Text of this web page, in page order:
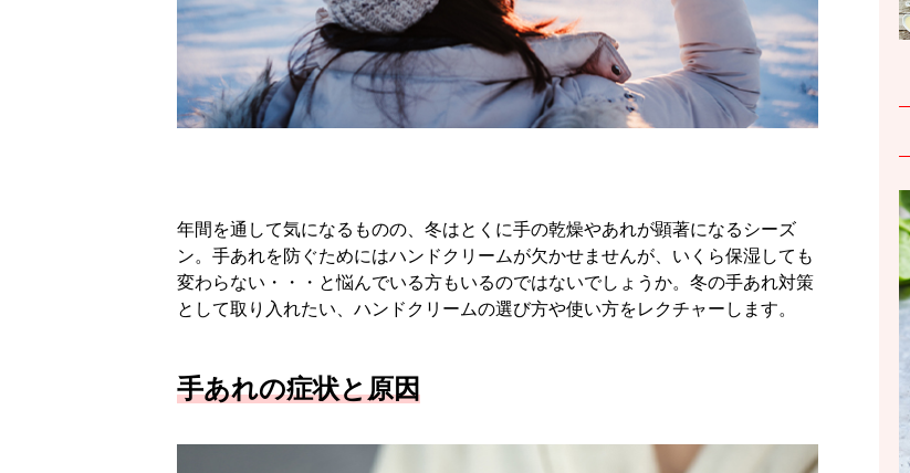
年間を通して気になるものの、冬はとくに手の乾燥やあれが顕著になるシーズ
ン。手あれを防ぐためにはハンドクリームが欠かせませんが、いくら保湿しても
変わらない・・・と悩んでいる方もいるのではないでしょうか。冬の手あれ対策
として取り入れたい、ハンドクリームの選び方や使い方をレクチャーします。
手あれの症状と原因